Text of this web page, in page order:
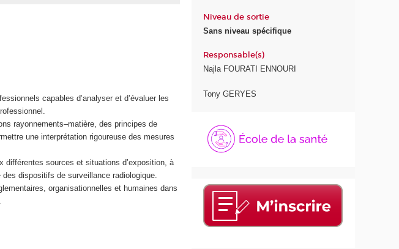
capables d’analyser et d’évaluer les
rayonnements–matière, des principes de
une interprétation rigoureuse des mesures
différentes sources et situations d’exposition, à
dispositifs de surveillance radiologique.
organisationnelles et humaines dans
Niveau de sortie
Sans niveau spécifique
Responsable(s)
Najla FOURATI ENNOURI
Tony GERYES